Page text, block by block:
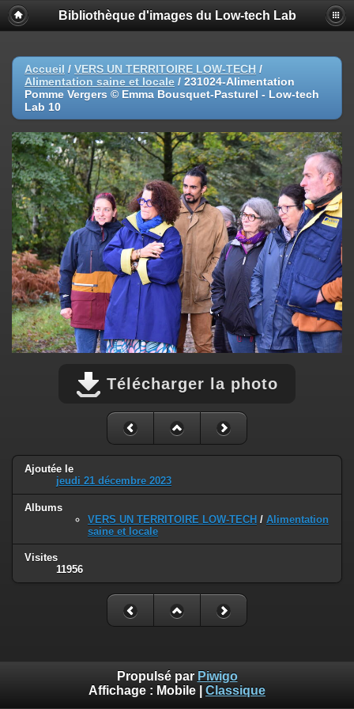
Bibliothèque d'images du Low-tech Lab
Accueil / VERS UN TERRITOIRE LOW-TECH /
Alimentation saine et locale / 231024-Alimentation
Pomme Vergers © Emma Bousquet-Pasturel - Low-tech
Lab 10
Télécharger la photo
Ajoutée le
jeudi 21 décembre 2023
Albums
VERS UN TERRITOIRE LOW-TECH / Alimentation
saine et locale
Visites
11956
Propulsé par Piwigo
Affichage : Mobile Classique